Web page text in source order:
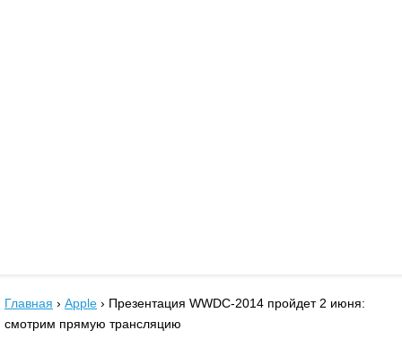
Главная › Apple › Презентация WWDC-2014 пройдет 2 июня:
смотрим прямую трансляцию